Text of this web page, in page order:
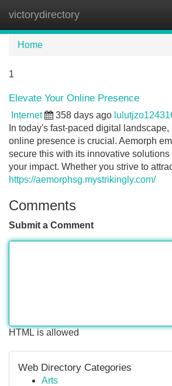
victorydirectory
Home
1
Elevate Your Online Presence
Internet 358 days ago
In today's fast-paced digital landscape,
online presence is crucial. Aemorph
secure this with its innovative
your impact. Whether you strive to
https://aemorphsg.mystrikingly.com/
Comments
Submit a Comment
HTML is allowed
Web Directory Categories
Arts